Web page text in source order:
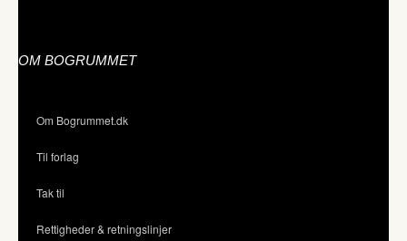
OM BOGRUMMET
Om Bogrummet.dk
Til forlag
Tak til
Rettigheder & retningslinjer